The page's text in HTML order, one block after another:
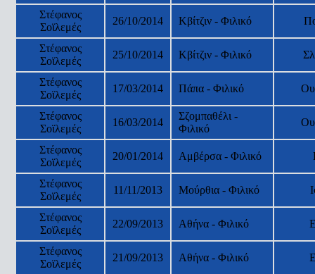
Στέφανος
Σοϊλεμές
26/10/2014 Κβίτζιν - Φιλικό
Στέφανος
Σοϊλεμές
25/10/2014 Κβίτζιν - Φιλικό
Στέφανος
Σοϊλεμές
17/03/2014 Πάπα - Φιλικό
Στέφανος
Σοϊλεμές
16/03/2014
Σζομπαθέλι -
Φιλικό
Στέφανος
Σοϊλεμές
20/01/2014 Αμβέρσα - Φιλικό
Στέφανος
Σοϊλεμές
11/11/2013 Μούρθια - Φιλικό
Στέφανος
Σοϊλεμές
22/09/2013 Αθήνα - Φιλικό
Στέφανος
Σοϊλεμές
21/09/2013 Αθήνα - Φιλικό